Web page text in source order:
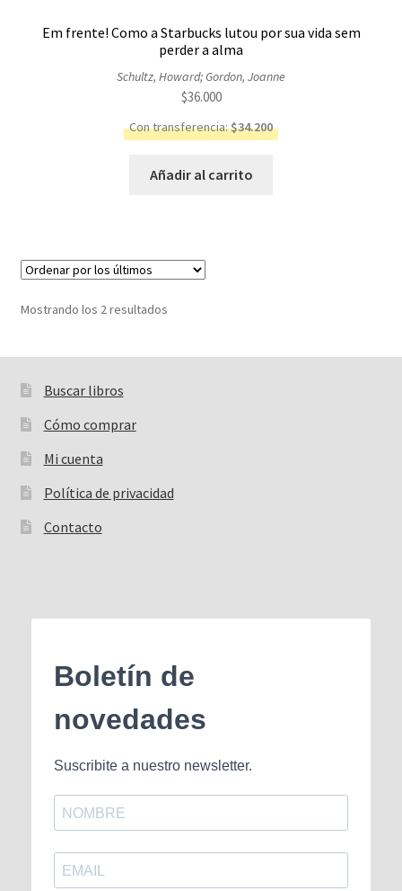
Em frente! Como a Starbucks lutou por sua vida sem
perder a alma
Schultz, Howard; Gordon, Joanne
$36.000
Con transferencia:$34.200
Añadir al carrito
Mostrando los 2 resultadosOrdenado
Buscar libros
Buscar:
Cómo comprar
Mi cuenta
Política de privacidad
Contacto
Boletín de
novedades
Suscribite a nuestro newsletter.